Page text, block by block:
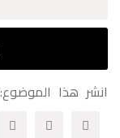
رمضان
انشر هذا الموضوع: